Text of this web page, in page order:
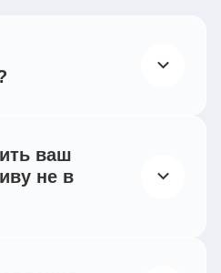
категории
реабилитации и
ваш
не в
протезно-